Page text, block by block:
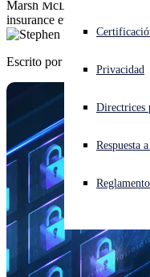
¿Está sufriendo un
Iniciar sesión
Open search
Español Open language
Privacidad
Directrices
Respuesta
Marsh McLennan Agency,
insurance event
Escrito por